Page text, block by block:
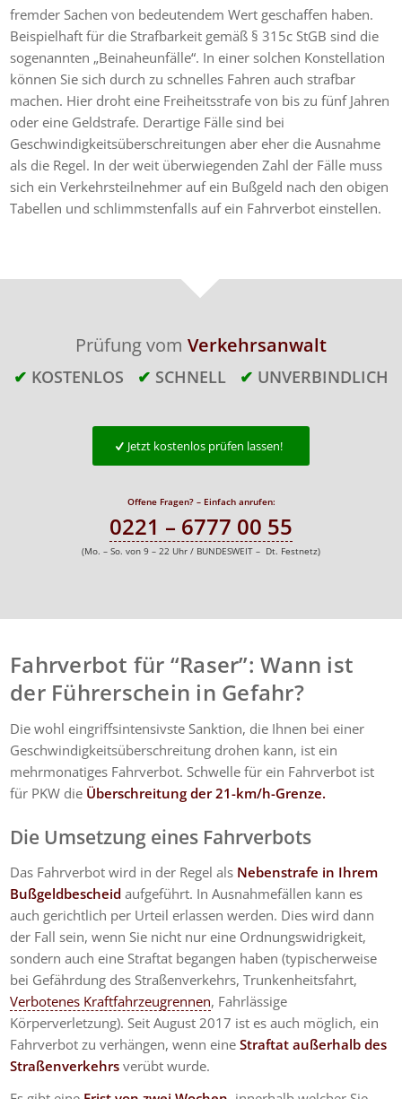
fremder Sachen von bedeutendem Wert geschaffen haben.
Beispielhaft für die Strafbarkeit gemäß § 315c StGB sind die
sogenannten „Beinaheunfälle“. In einer solchen Konstellation
können Sie sich durch zu schnelles Fahren auch strafbar
machen. Hier droht eine Freiheitsstrafe von bis zu fünf Jahren
oder eine Geldstrafe. Derartige Fälle sind bei
Geschwindigkeitsüberschreitungen aber eher die Ausnahme
als die Regel. In der weit überwiegenden Zahl der Fälle muss
sich ein Verkehrsteilnehmer auf ein Bußgeld nach den obigen
Tabellen und schlimmstenfalls auf ein Fahrverbot einstellen.
Prüfung vom Verkehrsanwalt
✔ KOSTENLOS ✔ SCHNELL ✔ UNVERBINDLICH
Jetzt kostenlos prüfen lassen!
Offene Fragen? – Einfach anrufen:
0221 – 6777 00 55
(Mo. – So. von 9 – 22 Uhr / BUNDESWEIT – Dt. Festnetz)
Fahrverbot für “Raser”: Wann ist
der Führerschein in Gefahr?
Die wohl eingriffsintensivste Sanktion, die Ihnen bei einer
Geschwindigkeitsüberschreitung drohen kann, ist ein
mehrmonatiges Fahrverbot. Schwelle für ein Fahrverbot ist
für PKW die Überschreitung der 21-km/h-Grenze.
Die Umsetzung eines Fahrverbots
Das Fahrverbot wird in der Regel als Nebenstrafe in Ihrem
Bußgeldbescheid aufgeführt. In Ausnahmefällen kann es
auch gerichtlich per Urteil erlassen werden. Dies wird dann
der Fall sein, wenn Sie nicht nur eine Ordnungswidrigkeit,
sondern auch eine Straftat begangen haben (typischerweise
bei Gefährdung des Straßenverkehrs, Trunkenheitsfahrt,
Verbotenes Kraftfahrzeugrennen, Fahrlässige
Körperverletzung). Seit August 2017 ist es auch möglich, ein
Fahrverbot zu verhängen, wenn eineStraftat außerhalb des
Straßenverkehrs verübt wurde.